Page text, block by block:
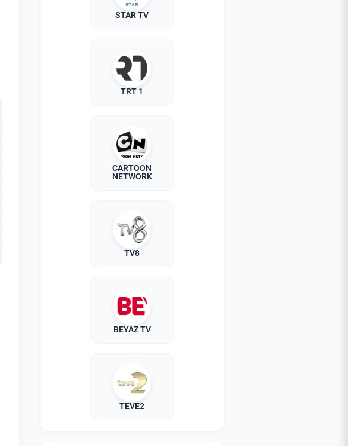
STAR TV
TRT 1
CARTOON
NETWORK
TV8
BEYAZ TV
TEVE2